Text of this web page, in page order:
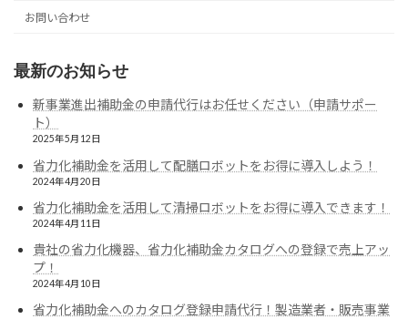
お問い合わせ
最新のお知らせ
新事業進出補助金の申請代行はお任せください（申請サポー
ト）
2025年5月12日
省力化補助金を活用して配膳ロボットをお得に導入しよう！
2024年4月20日
省力化補助金を活用して清掃ロボットをお得に導入できます！
2024年4月11日
貴社の省力化機器、省力化補助金カタログへの登録で売上アッ
プ！
2024年4月10日
省力化補助金へのカタログ登録申請代行！製造業者・販売事業